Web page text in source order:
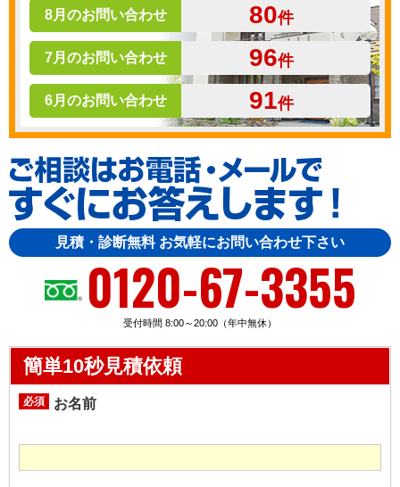
8月のお問い合わせ 80件
7月のお問い合わせ 96件
6月のお問い合わせ 91件
見積・診断無料 お気軽にお問い合わせ下さい
0120-67-3355
受付時間 8:00～20:00（年中無休）
簡単10秒見積依頼
必須 お名前